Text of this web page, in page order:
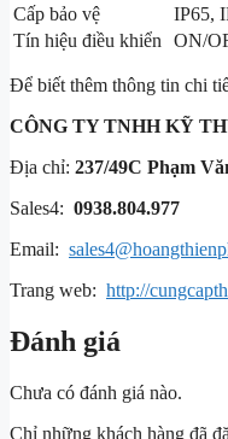
Cấp bảo vệ
IP65,
Tín hiệu điều khiển
ON/
Để biết thêm thông tin chi
CÔNG TY TNHH KỸ
Địa chỉ: 237/49C Phạm
Sales4:
Email:
Trang web: http://
Đánh giá
Chưa có đánh giá nào.
Chỉ những khách hàng đã